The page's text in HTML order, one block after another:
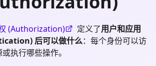
(Authorization) 定义了用户和应用
后可以做什么：每个身份可以访
执行哪些操作。